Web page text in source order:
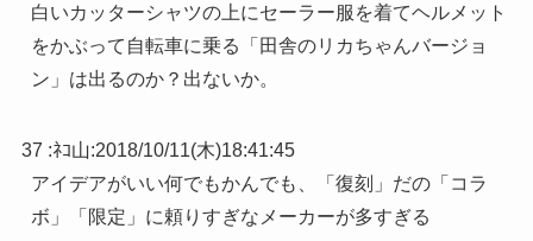
白いカッターシャツの上にセーラー服を着てヘルメット
をかぶって自転車に乗る「田舎のリカちゃんバージョ
ン」は出るのか？出ないか。
37 :ﾈｺ山:2018/10/11(木)18:41:45
アイデアがいい何でもかんでも、「復刻」だの「コラ
ボ」「限定」に頼りすぎなメーカーが多すぎる